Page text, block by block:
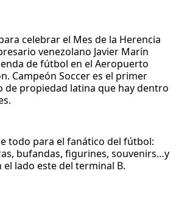
celebrar el Mes de la Herencia
venezolano Javier Marín
de fútbol en el Aeropuerto
Campeón Soccer es el primer
de propiedad latina que hay dentro
todo para el fanático del fútbol:
bufandas, figurines, souvenirs…y
el lado este del terminal B.